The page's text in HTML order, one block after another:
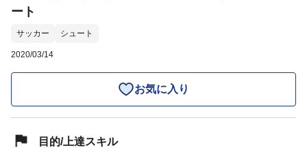
ート
サッカー シュート
2020/03/14
お気に入り
目的/上達スキル